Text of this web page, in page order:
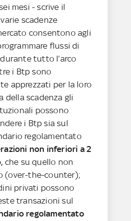
mesi - scrive il
scadenze
consentono agli
flussi di
tutto l’arco
i Btp sono
apprezzati per la loro
della scadenza gli
possono
i Btp sia sul
regolamentato
non inferiori a 2
che su quello non
(over-the-counter);
privati possono
transazioni sul
regolamentato